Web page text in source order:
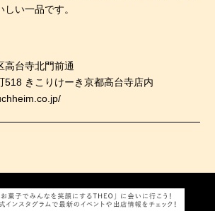
い一品です。
高台寺北門前通
518 きこりけーき京都高台寺店内